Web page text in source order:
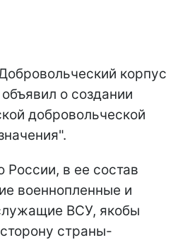
корпус
о создании
добровольческой
в ее состав
военнопленные и
ВСУ, якобы
страны-